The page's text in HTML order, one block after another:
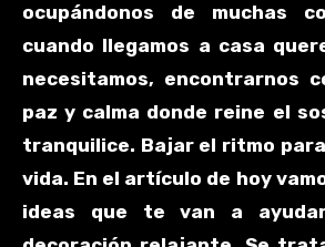
ocupándonos de muchas
cuando llegamos a casa
necesitamos, encontrarnos
paz y calma donde reine el
tranquilice. Bajar el ritmo
vida. En el artículo de hoy
ideas que te van a